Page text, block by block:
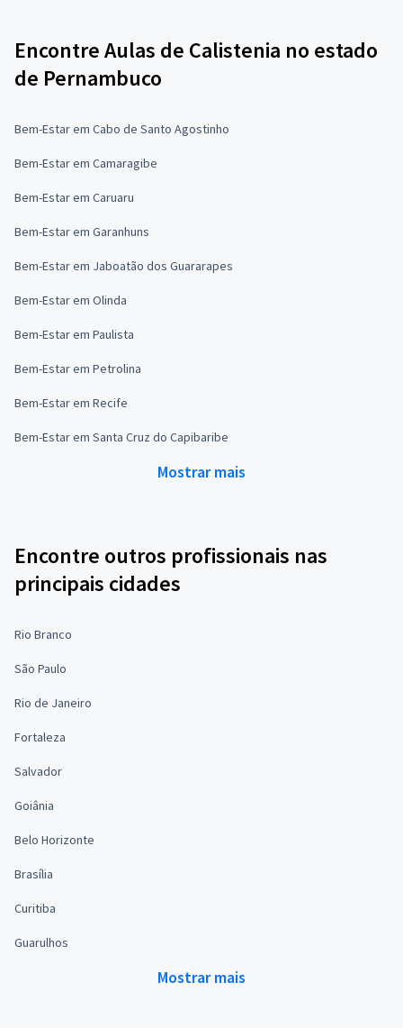
Encontre Aulas de Calistenia no estado
de Pernambuco
Bem-Estar em Cabo de Santo Agostinho
Bem-Estar em Camaragibe
Bem-Estar em Caruaru
Bem-Estar em Garanhuns
Bem-Estar em Jaboatão dos Guararapes
Bem-Estar em Olinda
Bem-Estar em Paulista
Bem-Estar em Petrolina
Bem-Estar em Recife
Bem-Estar em Santa Cruz do Capibaribe
Mostrar mais
Encontre outros profissionais nas
principais cidades
Rio Branco
São Paulo
Rio de Janeiro
Fortaleza
Salvador
Goiânia
Belo Horizonte
Brasília
Curitiba
Guarulhos
Mostrar mais